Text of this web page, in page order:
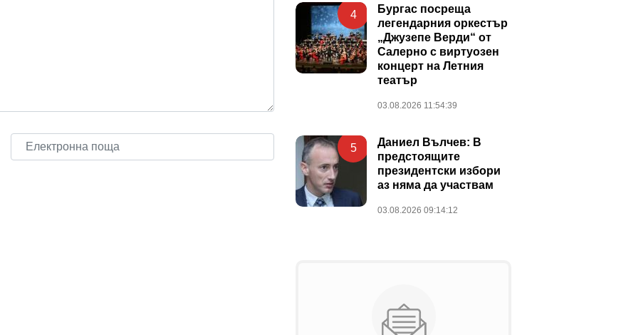
4
Бургас посреща
легендарния оркестър
„Джузепе Верди“ от
Салерно с виртуозен
концерт на Летния
театър
03.08.2026 11:54:39
5
Даниел Вълчев: В
предстоящите
президентски избори
аз няма да участвам
03.08.2026 09:14:12